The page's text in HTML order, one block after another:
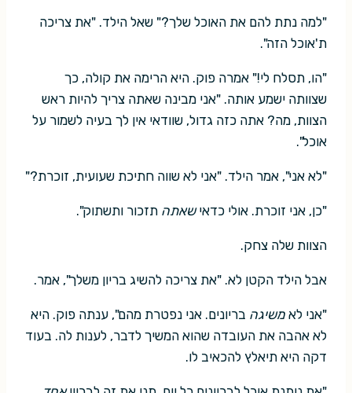
"למה נתת להם את האוכל שלך?" שאל הילד. "את צריכה
ת'אוכל הזה".
"הו, תסלח לי!" אמרה פוק. היא הרימה את קולה, כך
שצוותה ישמע אותה. "אני מבינה שאתה צריך להיות ראש
הצוות, מה? אתה כזה גדול, שוודאי אין לך בעיה לשמור על
אוכל".
"לא אני", אמר הילד. "אני לא שווה חתיכת שעועית, זוכרת?"
"כן, אני זוכרת. אולי כדאישאתה תזכור ותשתוק".
הצוות שלה צחק.
אבל הילד הקטן לא. "את צריכה להשיג בריון משלך", אמר.
"אני לא משיגה בריונים. אני נפטרת מהם", ענתה פוק. היא
לא אהבה את העובדה שהוא המשיך לדבר, לענות לה. בעוד
דקה היא תיאלץ להכאיב לו.